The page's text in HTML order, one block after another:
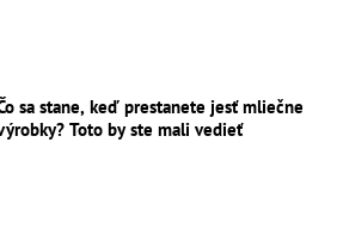
sa stane, keď prestanete jesť mliečne
Toto by ste mali vedieť